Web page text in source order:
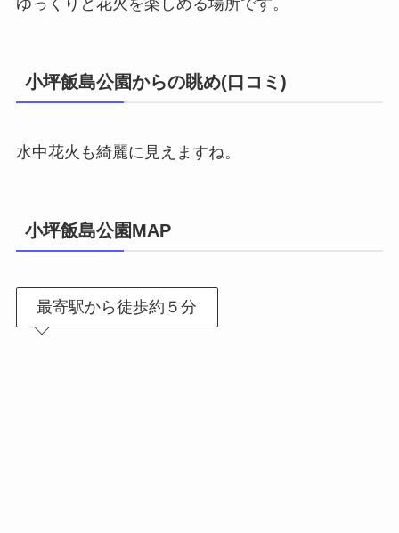
小坪飯島公園からの眺め(口コミ)
水中花火も綺麗に見えますね。
小坪飯島公園MAP
最寄駅から徒歩約５分